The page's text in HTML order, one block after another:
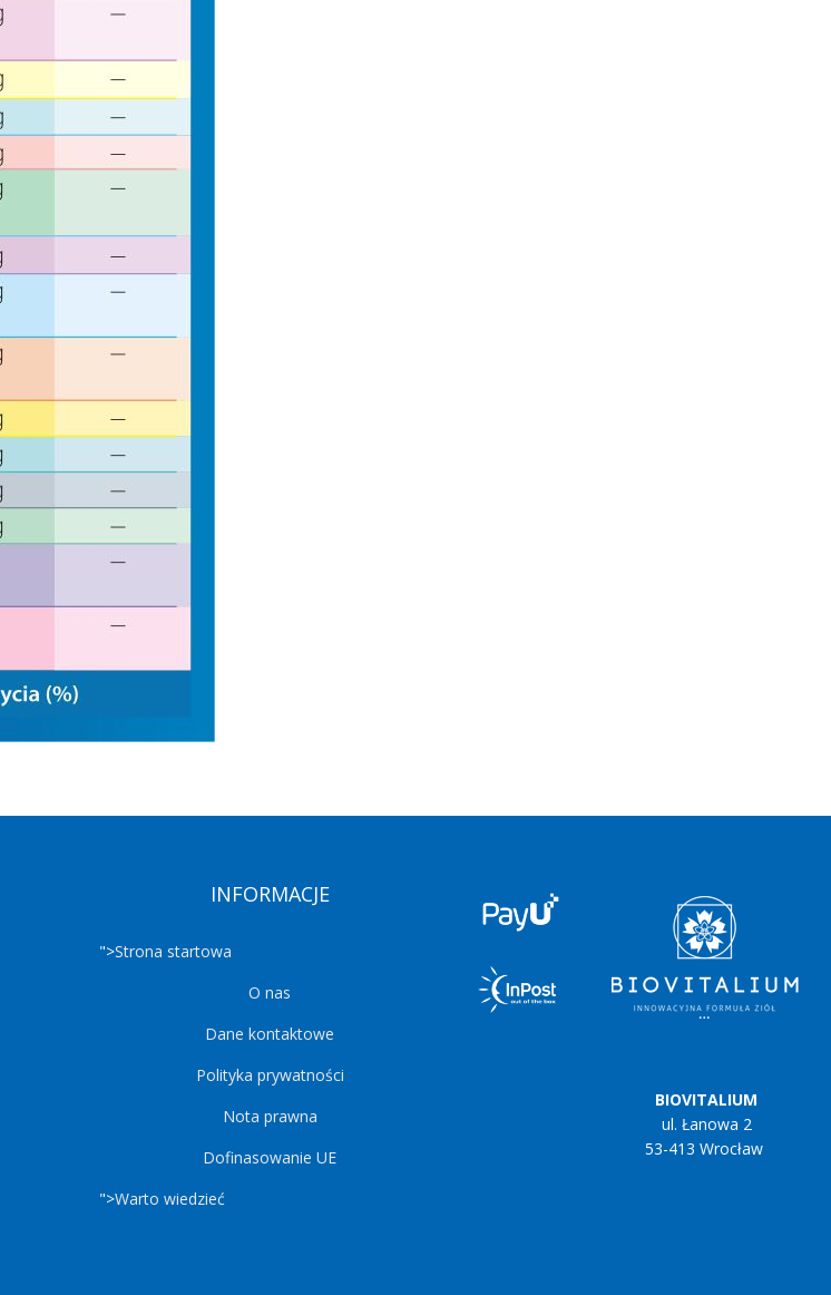
INFORMACJE
">Strona startowa
O nas
Dane kontaktowe
Polityka prywatności
Nota prawna
Dofinasowanie UE
">Warto wiedzieć
BIOVITALIUM
ul. Łanowa 2
53-413 Wrocław